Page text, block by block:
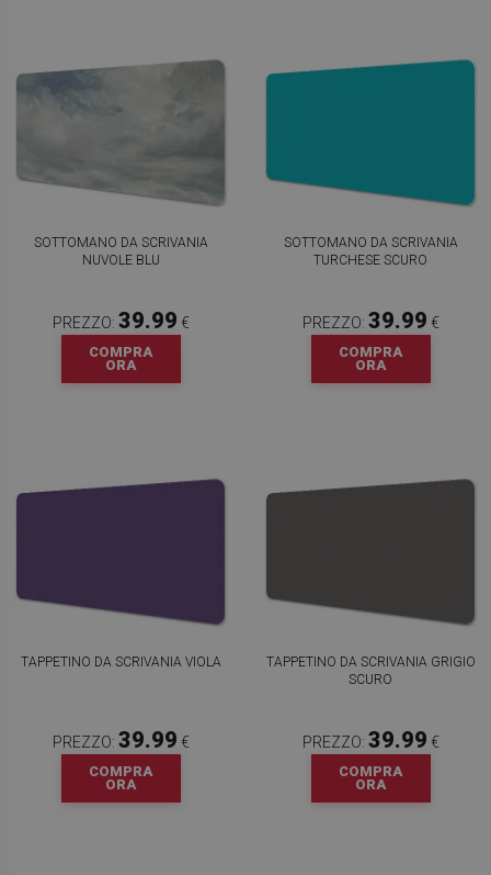
SOTTOMANO DA SCRIVANIA
NUVOLE BLU
PREZZO: 39.99 €
COMPRA
ORA
SOTTOMANO DA SCRIVANIA
TURCHESE SCURO
PREZZO: 39.99 €
COMPRA
ORA
TAPPETINO DA SCRIVANIA VIOLA
PREZZO: 39.99 €
COMPRA
ORA
TAPPETINO DA SCRIVANIA GRIGIO
SCURO
PREZZO: 39.99 €
COMPRA
ORA